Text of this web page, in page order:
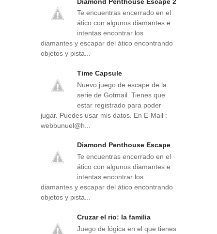
Te encuentras encerrado en el
ático con algunos diamantes e
intentas encontrar los
diamantes y escapar del ático encontrando
objetos y pista...
Time Capsule
Nuevo juego de escape de la
serie de Gotmail. Tienes que
estar registrado para poder
jugar. Puedes usar mis datos. En E-Mail :
webbunuel@h...
Diamond Penthouse Escape
Te encuentras encerrado en el
ático con algunos diamantes e
intentas encontrar los
diamantes y escapar del ático encontrando
objetos y pista...
Cruzar el rio: la familia
Juego de lógica en el que tienes